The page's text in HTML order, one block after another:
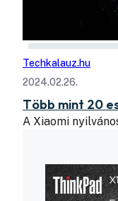
Techkalauz.hu
2024.02.26.
Több mint 20
A Xiaomi